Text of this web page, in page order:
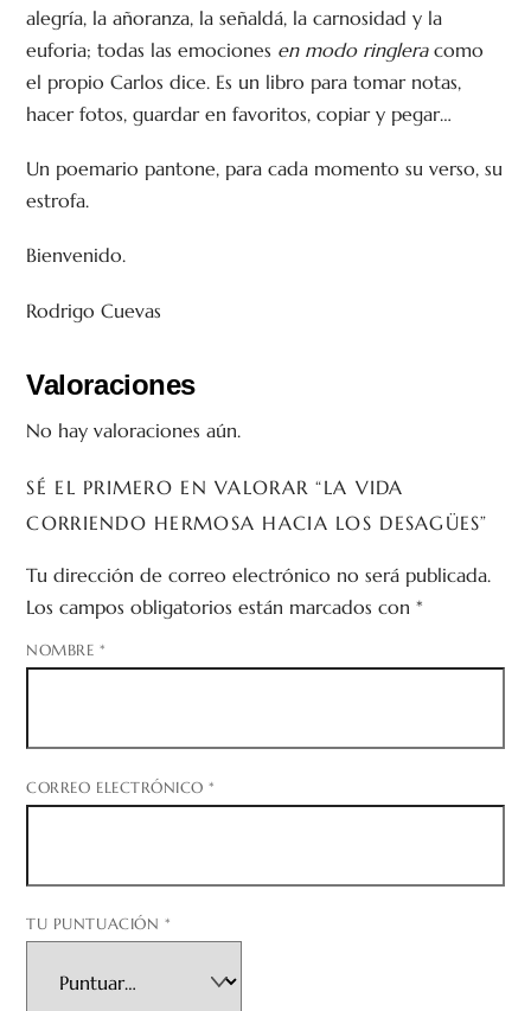
alegría, la añoranza, la señaldá, la carnosidad y la
euforia; todas las emociones en modo ringleracomo
el propio Carlos dice. Es un libro para tomar notas,
hacer fotos, guardar en favoritos, copiar y pegar…
Un poemario pantone, para cada momento su verso, su
estrofa.
Bienvenido.
Rodrigo Cuevas
Valoraciones
No hay valoraciones aún.
SÉ EL PRIMERO EN VALORAR “LA VIDA
CORRIENDO HERMOSA HACIA LOS DESAGÜES”
Tu dirección de correo electrónico no será publicada.
Los campos obligatorios están marcados con*
NOMBRE *
CORREO ELECTRÓNICO*
TU PUNTUACIÓN *